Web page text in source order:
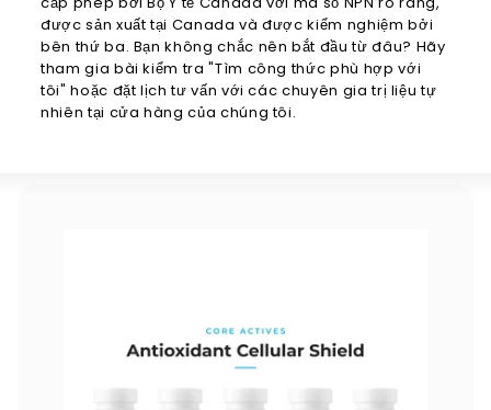
được sản xuất tại Canada và được kiểm nghiệm bởi
bên thứ ba. Bạn không chắc nên bắt đầu từ đâu? Hãy
tham gia bài kiểm tra "Tìm công thức phù hợp với
tôi" hoặc đặt lịch tư vấn với các chuyên gia trị liệu tự
nhiên tại cửa hàng của chúng tôi.